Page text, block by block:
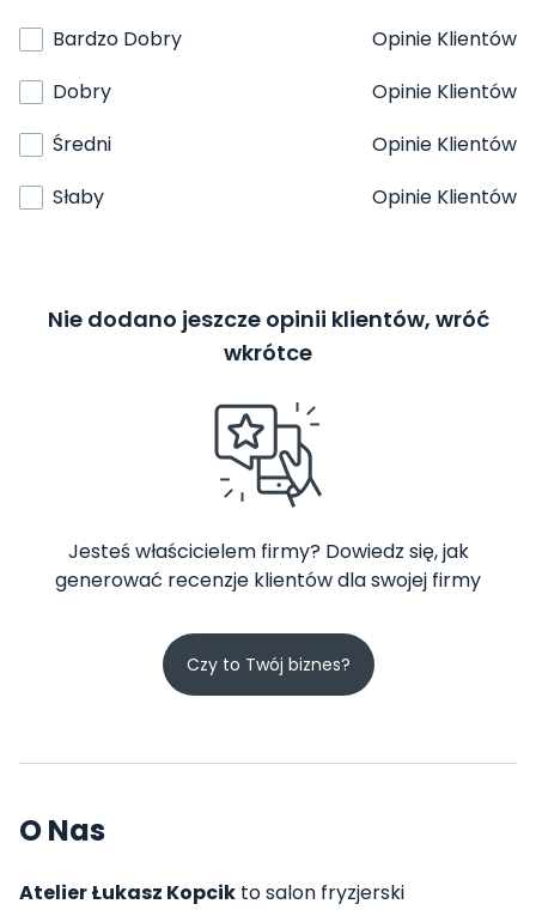
Bardzo Dobry
Opinie Klientów
Dobry
Opinie Klientów
Średni
Opinie Klientów
Słaby
Opinie Klientów
Nie dodano jeszcze opinii klientów, wróć
wkrótce
Jesteś właścicielem firmy? Dowiedz się, jak
generować recenzje klientów dla swojej firmy
Czy to Twój biznes?
O Nas
Atelier Łukasz Kopcik to salon fryzjerski